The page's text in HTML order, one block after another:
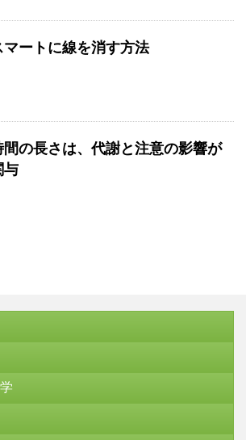
マートに線を消す方法
間の長さは、代謝と注意の影響が
与